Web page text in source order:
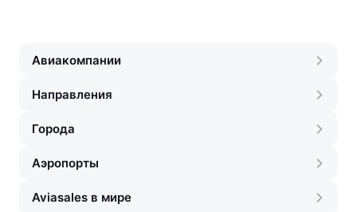
Авиакомпании
Направления
Города
Аэропорты
Aviasales в мире